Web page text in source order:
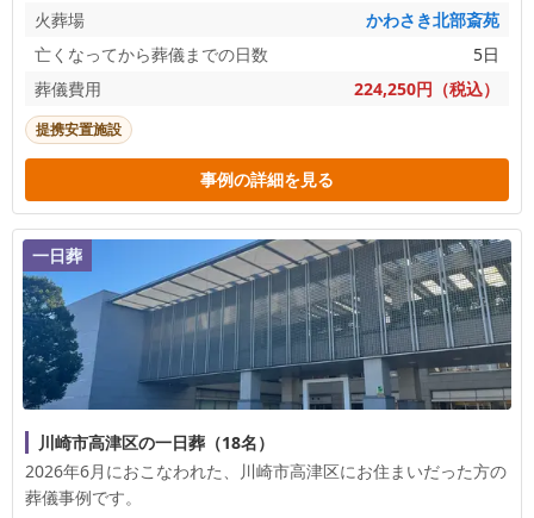
火葬場
かわさき北部斎苑
亡くなってから葬儀までの日数
5日
葬儀費用
224,250円（税込）
提携安置施設
事例の詳細を見る
一日葬
川崎市高津区の一日葬（18名）
2026年6月におこなわれた、
川崎市高津区にお住まいだった方の
葬儀事例です。